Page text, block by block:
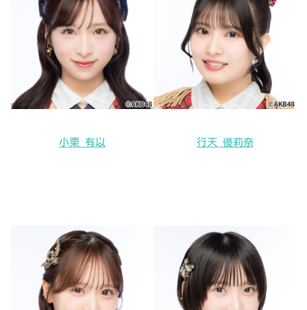
小栗 有以 行天 優莉奈